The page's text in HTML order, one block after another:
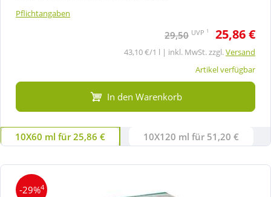
Pflichtangaben
29,50 UVP 1 25,86 €
43,10 €/1 l | inkl. MwSt. zzgl.Versand
Artikel verfügbar
In den Warenkorb
10X60 ml für 25,86 € 10X120 ml für 51,20 €
-29%4